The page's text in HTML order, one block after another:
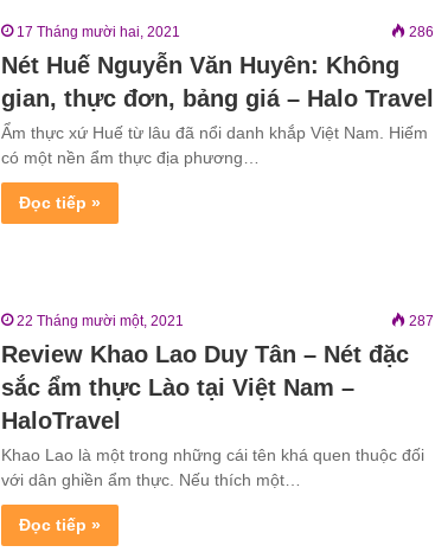
17 Tháng mười hai, 2021 286
Nét Huế Nguyễn Văn Huyên: Không
gian, thực đơn, bảng giá – Halo Travel
Ẩm thực xứ Huế từ lâu đã nổi danh khắp Việt Nam. Hiếm
có một nền ẩm thực địa phương…
Đọc tiếp »
22 Tháng mười một, 2021 287
Review Khao Lao Duy Tân – Nét đặc
sắc ẩm thực Lào tại Việt Nam –
HaloTravel
Khao Lao là một trong những cái tên khá quen thuộc đối
với dân ghiền ẩm thực. Nếu thích một…
Đọc tiếp »